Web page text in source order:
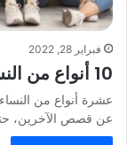
فبراير 28, 2022
10 أنواع من النساء: أي نوع أنت ؟
عن قصص الآخرين،